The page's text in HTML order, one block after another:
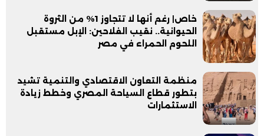
خاص| رغم أنها لا تتجاوز 1% من الثروة
الحيوانية.. نقيب الفلاحين: الإبل مستقبل
اللحوم الحمراء في مصر
منظمة التعاون الاقتصادي والتنمية تشيد
بتطور قطاع السياحة المصري وخطط زيادة
الاستثمارات